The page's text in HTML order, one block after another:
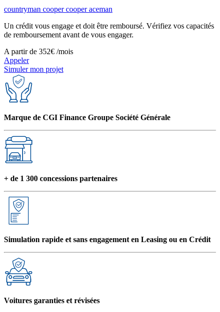
countryman cooper cooper aceman
Un crédit vous engage et doit être remboursé. Vérifiez vos capacités
de remboursement avant de vous engager.
A partir de 352€ /mois
Appeler
Simuler mon projet
Marque de CGI Finance Groupe Société Générale
+ de 1 300 concessions partenaires
Simulation rapide et sans engagement en Leasing ou en Crédit
Voitures garanties et révisées